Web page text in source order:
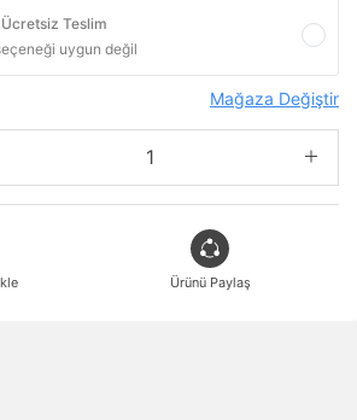
Teslim
uygun değil
Mağaza Değiştir
Ürünü Paylaş